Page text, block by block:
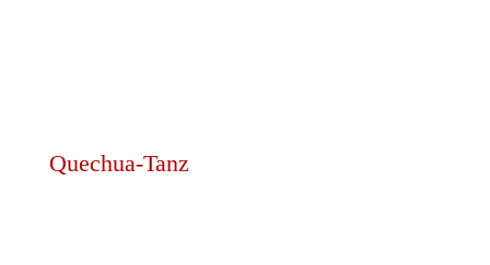
Quechua-Tanz